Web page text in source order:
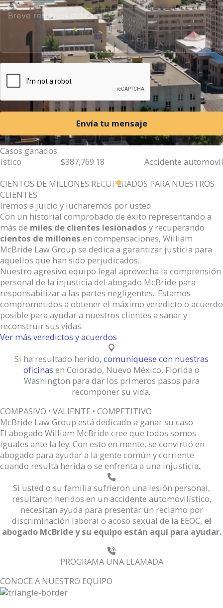
n
i
t
e
s
1
Envía tu mensaje
Casos ganados
$387,769.18
Accidente automovilístico
CIENTOS DE MILLONES RECUPERADOS PARA NUESTROS
CLIENTES
Iremos a juicio y lucharemos por usted
Con un historial comprobado de éxito representando a
más de miles de clientes lesionados y recuperando
cientos de millones en compensaciones, William
McBride Law Group se dedica a garantizar justicia para
aquellos que han sido perjudicados..
Nuestro agresivo equipo legal aprovecha la comprensión
personal de la injusticia del abogado McBride para
responsabilizar a las partes negligentes.. Estamos
comprometidos a obtener el máximo veredicto o acuerdo
posible para ayudar a nuestros clientes a sanar y
reconstruir sus vidas.
Ver más veredictos y acuerdos
Si ha resultado herido, comuníquese con nuestras
oficinas en Colorado, Nuevo México, Florida o
Washington para dar los primeros pasos para
recomponer su vida..
COMPASIVO • VALIENTE • COMPETITIVO
McBride Law Group está dedicado a ganar su caso
El abogado William McBride cree que todos somos
iguales ante la ley. Con esto en mente, se convirtió en
abogado para ayudar a la gente común y corriente
cuando resulta herida o se enfrenta a una injusticia..
Si usted o su familia sufrieron una lesión personal,
resultaron heridos en un accidente automovilístico,
necesitan ayuda para presentar un reclamo por
discriminación laboral o acoso sexual de la EEOC, el
abogado McBride y su equipo están aquí para ayudar.
PROGRAMA UNA LLAMADA
CONOCE A NUESTRO EQUIPO